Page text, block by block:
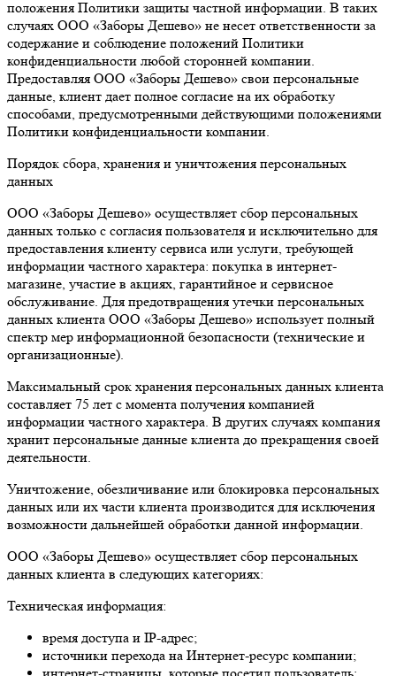
положения Политики защиты частной информации. В таких
случаях ООО «Заборы Дешево» не несет ответственности за
содержание и соблюдение положений Политики
конфиденциальности любой сторонней компании.
Предоставляя ООО «Заборы Дешево» свои персональные
данные, клиент дает полное согласие на их обработку
способами, предусмотренными действующими положениями
Политики конфиденциальности компании.
Порядок сбора, хранения и уничтожения персональных
данных
ООО «Заборы Дешево» осуществляет сбор персональных
данных только с согласия пользователя и исключительно для
предоставления клиенту сервиса или услуги, требующей
информации частного характера: покупка в интернет-
магазине, участие в акциях, гарантийное и сервисное
обслуживание. Для предотвращения утечки персональных
данных клиента ООО «Заборы Дешево» использует полный
спектр мер информационной безопасности (технические и
организационные).
Максимальный срок хранения персональных данных клиента
составляет 75 лет с момента получения компанией
информации частного характера. В других случаях компания
хранит персональные данные клиента до прекращения своей
деятельности.
Уничтожение, обезличивание или блокировка персональных
данных или их части клиента производится для исключения
возможности дальнейшей обработки данной информации.
ООО «Заборы Дешево» осуществляет сбор персональных
данных клиента в следующих категориях:
Техническая информация:
время доступа и IP-адрес;
источники перехода на Интернет-ресурс компании;
интернет-страницы, которые посетил пользователь;